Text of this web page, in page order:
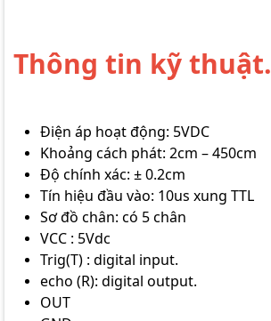
Thông tin kỹ thuật.
Điện áp hoạt động: 5VDC
Khoảng cách phát: 2cm – 450cm
Độ chính xác: ± 0.2cm
Tín hiệu đầu vào: 10us xung TTL
Sơ đồ chân: có 5 chân
VCC : 5Vdc
Trig(T) : digital input.
echo (R): digital output.
OUT